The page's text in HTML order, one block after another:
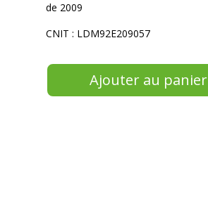
de 2009
CNIT : LDM92E209057
Ajouter au panier